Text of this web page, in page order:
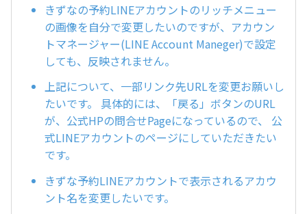
きずなの予約LINEアカウントのリッチメニュー
の画像を自分で変更したいのですが、アカウン
トマネージャー(LINE Account Maneger)で設定
しても、反映されません。
上記について、一部リンク先URLを変更お願いし
たいです。 具体的には、「戻る」ボタンのURL
が、公式HPの問合せPageになっているので、 公
式LINEアカウントのページにしていただきたい
です。
きずな予約LINEアカウントで表示されるアカウ
ント名を変更したいです。